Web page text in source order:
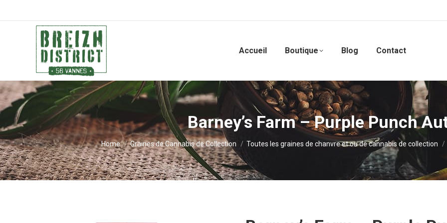
Accueil Boutique Blog Contact
Barney’s Farm – Purple Punch
You are here:
Home Graines de Cannabis de Collection Toutes les graines de chanvre et ou de cannabis de collection